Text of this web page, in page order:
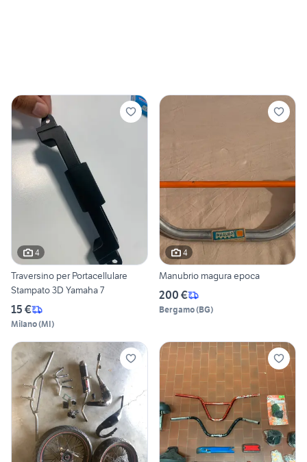
4
Traversino per Portacellulare
Stampato 3D Yamaha 7
15 €
Milano(MI)
4
Manubrio magura epoca
200 €
Bergamo(BG)